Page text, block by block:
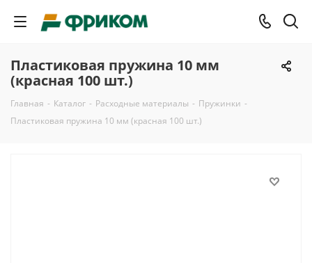
Пластиковая пружина 10 мм
(красная 100 шт.)
Главная - Каталог - Расходные материалы - Пружинки -
Пластиковая пружина 10 мм (красная 100 шт.)